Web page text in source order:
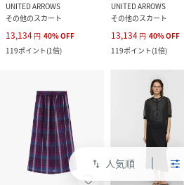
swap_vert 人気順
UNITED ARROWS
その他のスカート
13,134 円 40%OFF
119ポイント(1倍)
UNITED ARROWS
その他のスカート
13,134 円 40%OFF
119ポイント(1倍)